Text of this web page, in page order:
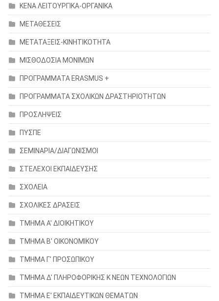
ΚΕΝΑ ΛΕΙΤΟΥΡΓΙΚΑ-ΟΡΓΑΝΙΚΑ
ΜΕΤΑΘΕΣΕΙΣ
ΜΕΤΑΤΑΞΕΙΣ-ΚΙΝΗΤΙΚΟΤΗΤΑ
ΜΙΣΘΟΔΟΣΙΑ ΜΟΝΙΜΩΝ
ΠΡΟΓΡΑΜΜΑΤΑ ERASMUS +
ΠΡΟΓΡΑΜΜΑΤΑ ΣΧΟΛΙΚΩΝ ΔΡΑΣΤΗΡΙΟΤΗΤΩΝ
ΠΡΟΣΛΗΨΕΙΣ
ΠΥΣΠΕ
ΣΕΜΙΝΑΡΙΑ/ΔΙΑΓΩΝΙΣΜΟΙ
ΣΤΕΛΕΧΟΙ ΕΚΠΑΙΔΕΥΣΗΣ
ΣΧΟΛΕΙΑ
ΣΧΟΛΙΚΕΣ ΔΡΑΣΕΙΣ
ΤΜΗΜΑ Α' ΔΙΟΙΚΗΤΙΚΟΥ
ΤΜΗΜΑ Β' ΟΙΚΟΝΟΜΙΚΟΥ
ΤΜΗΜΑ Γ' ΠΡΟΣΩΠΙΚΟΥ
ΤΜΗΜΑ Δ' ΠΛΗΡΟΦΟΡΙΚΗΣ Κ ΝΕΩΝ ΤΕΧΝΟΛΟΓΙΩΝ
ΤΜΗΜΑ Ε' ΕΚΠΑΙΔΕΥΤΙΚΩΝ ΘΕΜΑΤΩΝ